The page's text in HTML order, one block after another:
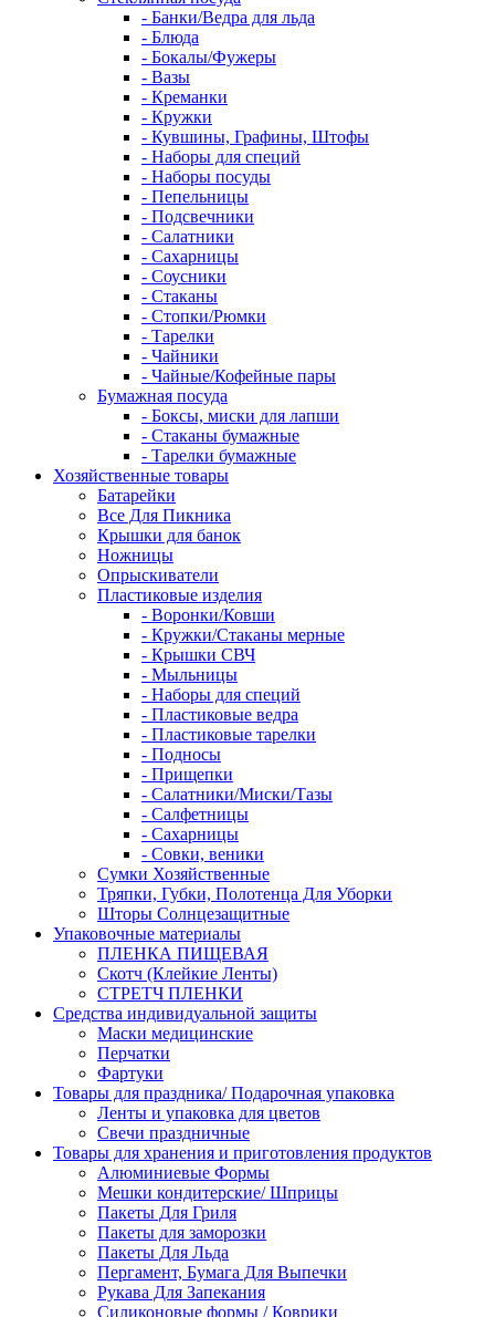
- Банки/Ведра для льда
- Блюда
- Бокалы/Фужеры
- Вазы
- Креманки
- Кружки
- Кувшины, Графины, Штофы
- Наборы для специй
- Наборы посуды
- Пепельницы
- Подсвечники
- Салатники
- Сахарницы
- Соусники
- Стаканы
- Стопки/Рюмки
- Тарелки
- Чайники
- Чайные/Кофейные пары
Бумажная посуда
- Боксы, миски для лапши
- Стаканы бумажные
- Тарелки бумажные
Хозяйственные товары
Батарейки
Все Для Пикника
Крышки для банок
Ножницы
Опрыскиватели
Пластиковые изделия
- Воронки/Ковши
- Кружки/Стаканы мерные
- Крышки СВЧ
- Мыльницы
- Наборы для специй
- Пластиковые ведра
- Пластиковые тарелки
- Подносы
- Прищепки
- Салатники/Миски/Тазы
- Салфетницы
- Сахарницы
- Совки, веники
Сумки Хозяйственные
Тряпки, Губки, Полотенца Для Уборки
Шторы Солнцезащитные
Упаковочные материалы
ПЛЕНКА ПИЩЕВАЯ
Скотч (Клейкие Ленты)
СТРЕТЧ ПЛЕНКИ
Средства индивидуальной защиты
Маски медицинские
Перчатки
Фартуки
Товары для праздника/ Подарочная упаковка
Ленты и упаковка для цветов
Свечи праздничные
Товары для хранения и приготовления продуктов
Алюминиевые Формы
Мешки кондитерские/ Шприцы
Пакеты Для Гриля
Пакеты для заморозки
Пакеты Для Льда
Пергамент, Бумага Для Выпечки
Рукава Для Запекания
Силиконовые формы / Коврики